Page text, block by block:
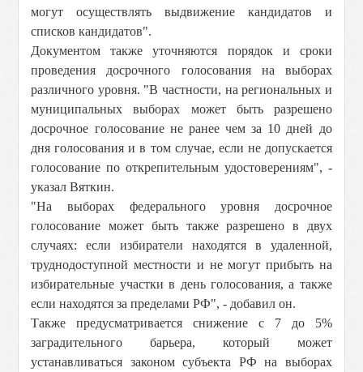
могут осуществлять выдвижение кандидатов и
списков кандидатов".
Документом также уточняются порядок и сроки
проведения досрочного голосования на выборах
различного уровня. "В частности, на региональных и
муниципальных выборах может быть разрешено
досрочное голосование не ранее чем за 10 дней до
дня голосования и в том случае, если не допускается
голосование по открепительным удостоверениям", -
указал Вяткин.
"На выборах федерального уровня досрочное
голосование может быть также разрешено в двух
случаях: если избиратели находятся в удаленной,
труднодоступной местности и не могут прибыть на
избирательные участки в день голосования, а также
если находятся за пределами РФ", - добавил он.
Также предусматривается снижение с 7 до 5%
заградительного барьера, который может
устанавливаться законом субъекта РФ на выборах